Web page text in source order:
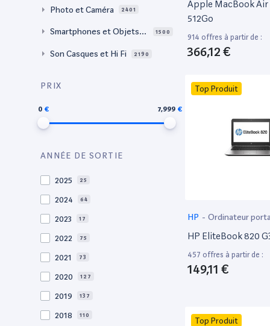
Photo et Caméra 2401
Smartphones et Objets c
1500
Son Casques et Hi Fi 2190
PRIX
0 7,999
ANNÉE DE SORTIE
2025 25
2024 64
2023 17
2022 75
2021 73
2020 127
2019 137
2018 110
Apple MacBook Air
512Go
914 offres à partir de :
366,12 €
Top Produit
HP - Ordinateur
HP EliteBook 820
457 offres à partir de :
149,11 €
Top Produit